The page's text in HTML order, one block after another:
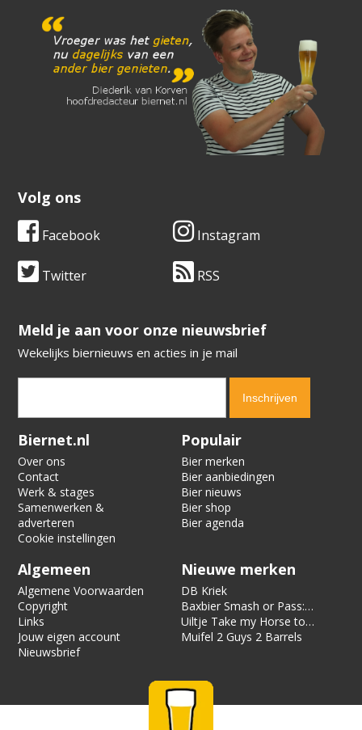
Volg ons
Facebook Instagram
Twitter RSS
​​​​​​​Meld je aan voor onze nieuwsbrief
Wekelijks biernieuws en acties in je mail
Verification code:
Biernet.nl
Over ons
Contact
Werk & stages
Samenwerken &
adverteren
Cookie instellingen
Populair
Bier merken
Bier aanbiedingen
Bier nieuws
Bier shop
Bier agenda
Algemeen
Algemene Voorwaarden
Copyright
Links
Jouw eigen account
Nieuwsbrief
Nieuwe merken
DB Kriek
Baxbier Smash or Pass:
Strata
Uiltje Take my Horse to
the Hotel Room
Muifel 2 Guys 2 Barrels